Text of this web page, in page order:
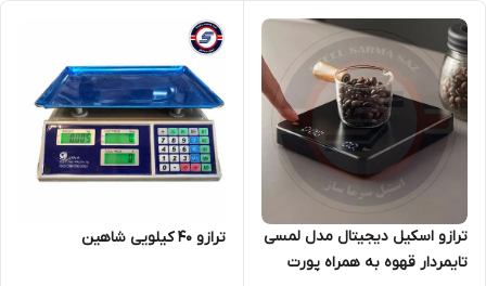
ترازو اسکیل دیجیتال مدل لمسی
تایمردار قهوه به همراه پورت
ترازو 40 کیلویی شاهین